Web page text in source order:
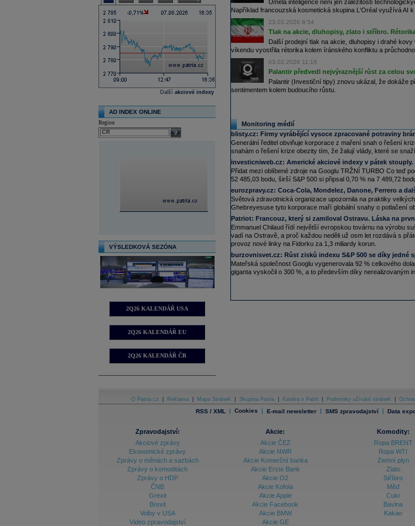
Další akciové indexy
AD INDEX ONLINE
Region
select
VÝSLEDKOVÁ SEZÓNA
2Q26 KALENDÁŘ USA
2Q26 KALENDÁŘ EU
2Q26 KALENDÁŘ ČR
Umělá inteligence není jen záležitostí
Například francouzská kosmetická skupina L'Oréal využívá AI
23.03.2026 8:54
Tlak na akcie, dluhopisy, zlato i stříbro.
Další prodejní tlak na akcie, dluhopisy i drahé
víkendu vyostřila rétorika kolem íránského konfliktu a
03.02.2026 11:16
Palantir předvedl nejvýraznější růst za celou
Palantir (Investiční tipy) znovu ukázal, že dokáže
sentimentem kolem budoucího růstu.
Monitoring médií
blisty.cz: Firmy vyrábějící vysoce zpracované potraviny
Generální ředitel obviňuje korporace z maření snah o řešení
snahám o řešení krize obezity tím, že žalují vlády, které se
investicniweb.cz: Americké akciové indexy v pátek
Přidat mezi oblíbené zdroje na Googlu TRŽNÍ TURBO Co teď
52 485,03 bodu, širší S&P 500 si připsal 0,70 % na 7 489,72
eurozpravy.cz: Coca-Cola, Mondelez, Danone, Ferrero a
Světová zdravotnická organizace upozornila na praktiky
Ghebreyesuse tyto korporace maří globální snahy o potlačení
Patriot: Francouz, který si zamiloval Ostravu. Láska na
Emmanuel Chilaud řídí největší evropskou továrnu na výrobu
vadí na Ostravě, a proč každou neděli už osm let rozdává s
provoz nové linky na Fidorku za 1,3 miliardy korun.
burzovnisvet.cz: Růst zisků indexu S&P 500 se díky jedné
Mateřská společnost Googlu vygenerovala 92 % celkového
giganta vyskočil o 300 %, a to především díky nerealizovaným
O Patria.cz Reklama Mapa Stránek Skupina Patria Kariéra v Patrii Podmínky užívání stránek
RSS / XML | Cookies | E-mail newsletter | SMS zpravodajství | Data
Zpravodajství:
Akciové zprávy
Ekonomické zprávy
Zprávy o měnách a sazbách
Zprávy o komoditách
Zprávy o HDP
ČNB
Grexit
Brexit
Volby v USA
Video zpravodajství
Akcie:
Akcie ČEZ
Akcie NWR
Akcie Komerční banka
Akcie Erste Bank
Akcie O2
Akcie Kofola
Akcie Apple
Akcie Facebook
Akcie BMW
Akcie GE
Komodity:
Ropa BRENT
Ropa WTI
Zemní plyn
Zlato
Stříbro
Měď
Cukr
Bavlna
Kakao